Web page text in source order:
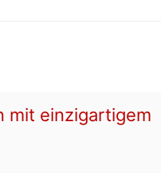
mit einzigartigem